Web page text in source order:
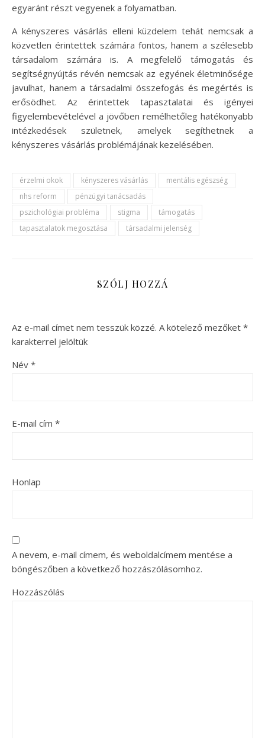
egyaránt részt vegyenek a folyamatban.
A kényszeres vásárlás elleni küzdelem tehát nemcsak a
közvetlen érintettek számára fontos, hanem a szélesebb
társadalom számára is. A megfelelő támogatás és
segítségnyújtás révén nemcsak az egyének életminősége
javulhat, hanem a társadalmi összefogás és megértés is
erősödhet. Az érintettek tapasztalatai és igényei
figyelembevételével a jövőben remélhetőleg hatékonyabb
intézkedések születnek, amelyek segíthetnek a
kényszeres vásárlás problémájának kezelésében.
érzelmi okok kényszeres vásárlás
mentális egészség
nhs reform
pénzügyi tanácsadás
pszichológiai probléma
stigma
támogatás
tapasztalatok megosztása
társadalmi jelenség
SZÓLJ HOZZÁ
Az e-mail címet nem tesszük közzé. A kötelező mezőket *
karakterrel jelöltük
Név *
E-mail cím *
Honlap
A nevem, e-mail címem, és weboldalcímem mentése a
böngészőben a következő hozzászólásomhoz.
Hozzászólás